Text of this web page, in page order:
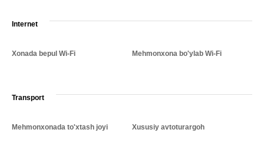
Internet
Xonada bepul Wi-Fi Mehmonxona bo'ylab Wi-Fi
Transport
Mehmonxonada to'xtash joyi Xususiy avtoturargoh